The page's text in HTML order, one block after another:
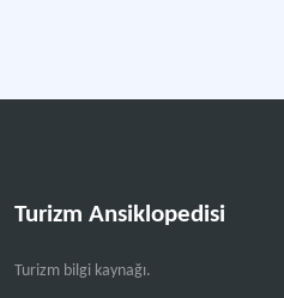
Turizm Ansiklopedisi
Turizm bilgi kaynağı.